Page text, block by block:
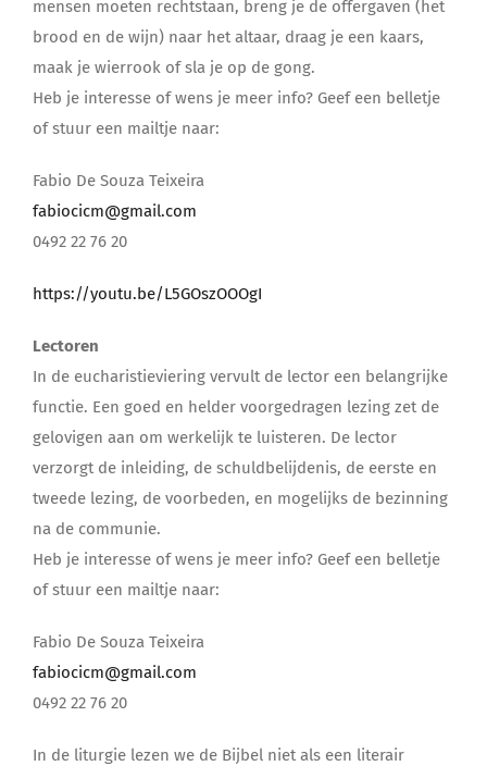
mensen moeten rechtstaan, breng je de offergaven (het
brood en de wijn) naar het altaar, draag je een kaars,
maak je wierrook of sla je op de gong.
Heb je interesse of wens je meer info? Geef een belletje
of stuur een mailtje naar:
Fabio De Souza Teixeira
fabiocicm@gmail.com
0492 22 76 20
https://youtu.be/L5GOszOOOgI
Lectoren
In de eucharistieviering vervult de lector een belangrijke
functie. Een goed en helder voorgedragen lezing zet de
gelovigen aan om werkelijk te luisteren. De lector
verzorgt de inleiding, de schuldbelijdenis, de eerste en
tweede lezing, de voorbeden, en mogelijks de bezinning
na de communie.
Heb je interesse of wens je meer info? Geef een belletje
of stuur een mailtje naar:
Fabio De Souza Teixeira
fabiocicm@gmail.com
0492 22 76 20
In de liturgie lezen we de Bijbel niet als een literair